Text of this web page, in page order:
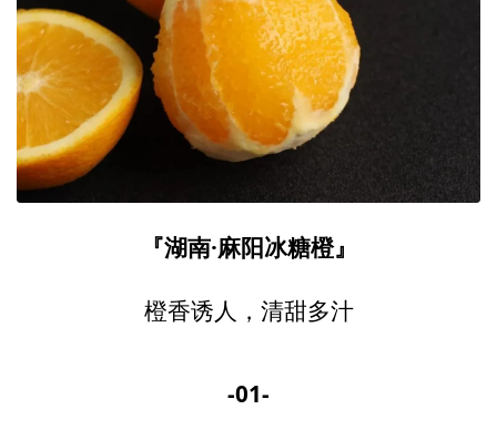
『湖南·麻阳冰糖橙』
橙香诱人，清甜多汁
-01-